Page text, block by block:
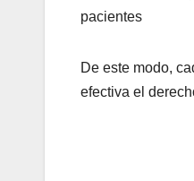
pacientes
​De este modo,
efectiva el